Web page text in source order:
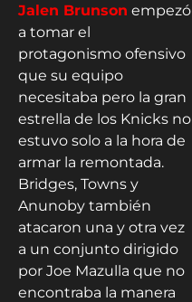
Jalen Brunson empezó
a tomar el
protagonismo ofensivo
que su equipo
necesitaba pero la gran
estrella de los Knicks no
estuvo solo a la hora de
armar la remontada.
Bridges, Towns y
Anunoby también
atacaron una y otra vez
a un conjunto dirigido
por Joe Mazulla que no
encontraba la manera